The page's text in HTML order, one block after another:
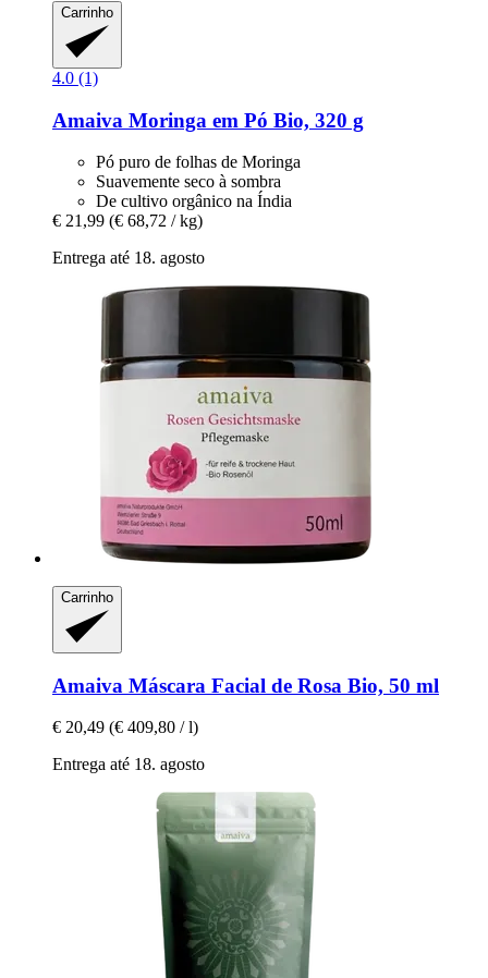
Carrinho
4.0 (1)
Amaiva Moringa em Pó Bio, 320 g
Pó puro de folhas de Moringa
Suavemente seco à sombra
De cultivo orgânico na Índia
€ 21,99 (€ 68,72 / kg)
Entrega até 18. agosto
Carrinho
Amaiva Máscara Facial de Rosa Bio, 50 ml
€ 20,49 (€ 409,80 / l)
Entrega até 18. agosto